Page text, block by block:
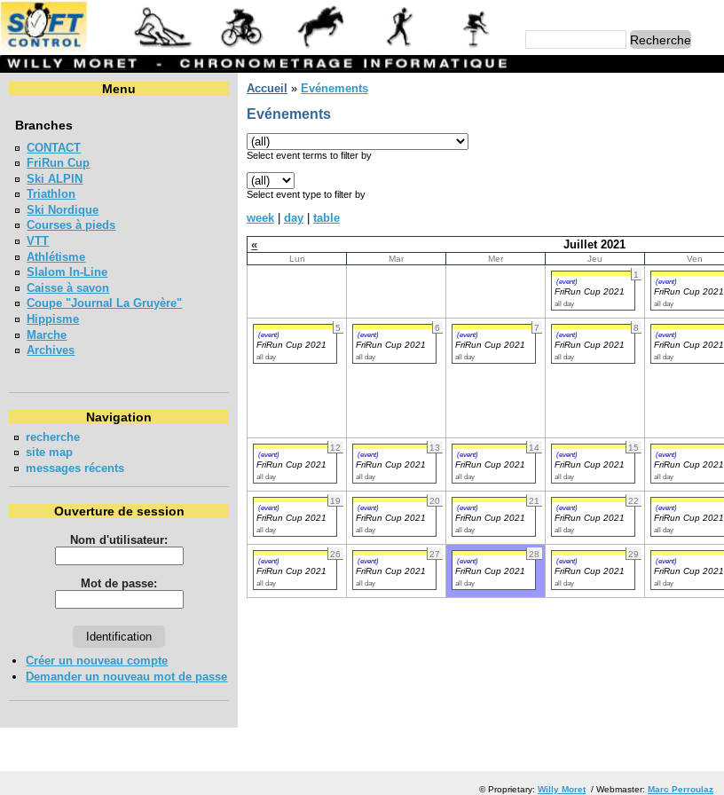
Menu
Branches
CONTACT
FriRun Cup
Ski ALPIN
Triathlon
Ski Nordique
Courses à pieds
VTT
Athlétisme
Slalom In-Line
Caisse à savon
Coupe "Journal La Gruyère"
Hippisme
Marche
Archives
Navigation
recherche
site map
messages récents
Ouverture de session
Nom d'utilisateur:
Mot de passe:
Créer un nouveau compte
Demander un nouveau mot de passe
Accueil » Evénements
Evénements
Select event terms to filter by
Select event type to filter by
week day
table
«
Juillet 2021
Lun Mar Mer Jeu Ven
1
(event)
FriRun Cup 2021
all day
(event)
FriRun Cup 2021
all day
5
(event)
FriRun Cup 2021
all day
6
(event)
FriRun Cup 2021
all day
7
(event)
FriRun Cup 2021
all day
8
(event)
FriRun Cup 2021
all day
(event)
FriRun Cup 2021
all day
12
(event)
FriRun Cup 2021
all day
13
(event)
FriRun Cup 2021
all day
14
(event)
FriRun Cup 2021
all day
15
(event)
FriRun Cup 2021
all day
(event)
FriRun Cup 2021
all day
19
(event)
FriRun Cup 2021
all day
20
(event)
FriRun Cup 2021
all day
21
(event)
FriRun Cup 2021
all day
22
(event)
FriRun Cup 2021
all day
(event)
FriRun Cup 2021
all day
26
(event)
FriRun Cup 2021
all day
27
(event)
FriRun Cup 2021
all day
28
(event)
FriRun Cup 2021
all day
29
(event)
FriRun Cup 2021
all day
(event)
FriRun Cup 2021
all day
© Proprietary: Willy Moret/ Webmaster: Marc Perroulaz